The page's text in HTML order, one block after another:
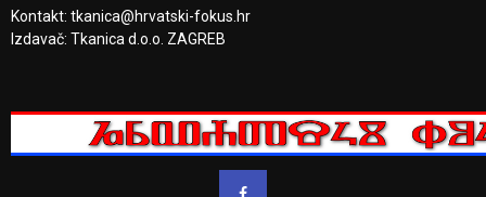
Kontakt: tkanica@hrvatski-fokus.hr
Izdavač: Tkanica d.o.o. ZAGREB